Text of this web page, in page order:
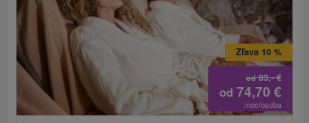
od83,-€
Zľava 10 %
od 74,70 €
/noc/osoba